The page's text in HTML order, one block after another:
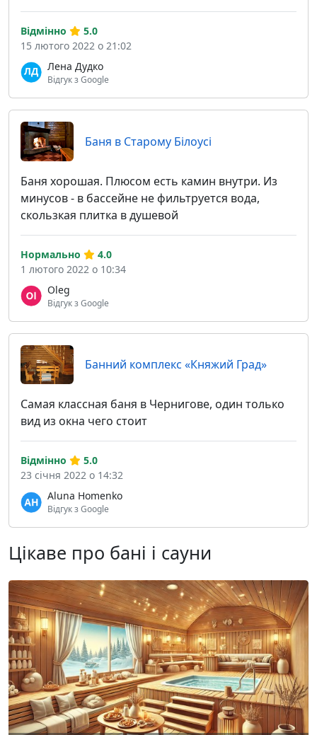
Лена Дудко
Відгук з Google
Відмінно
5.0
15 лютого 2022 о 21:02
Баня в Старому Білоусі
Баня хорошая. Плюсом есть камин внутри. Из
минусов - в бассейне не фильтруется вода,
скользкая плитка в душевой
Oleg
Відгук з Google
Нормально
4.0
1 лютого 2022 о 10:34
Банний комплекс «Княжий Град»
Самая классная баня в Чернигове, один только
вид из окна чего стоит
Aluna Homenko
Відгук з Google
Відмінно
5.0
23 січня 2022 о 14:32
Цікаве про бані і сауни